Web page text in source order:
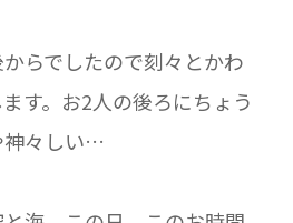
らでしたので刻々とかわ
す。お2人の後ろにちょう
神々しい…